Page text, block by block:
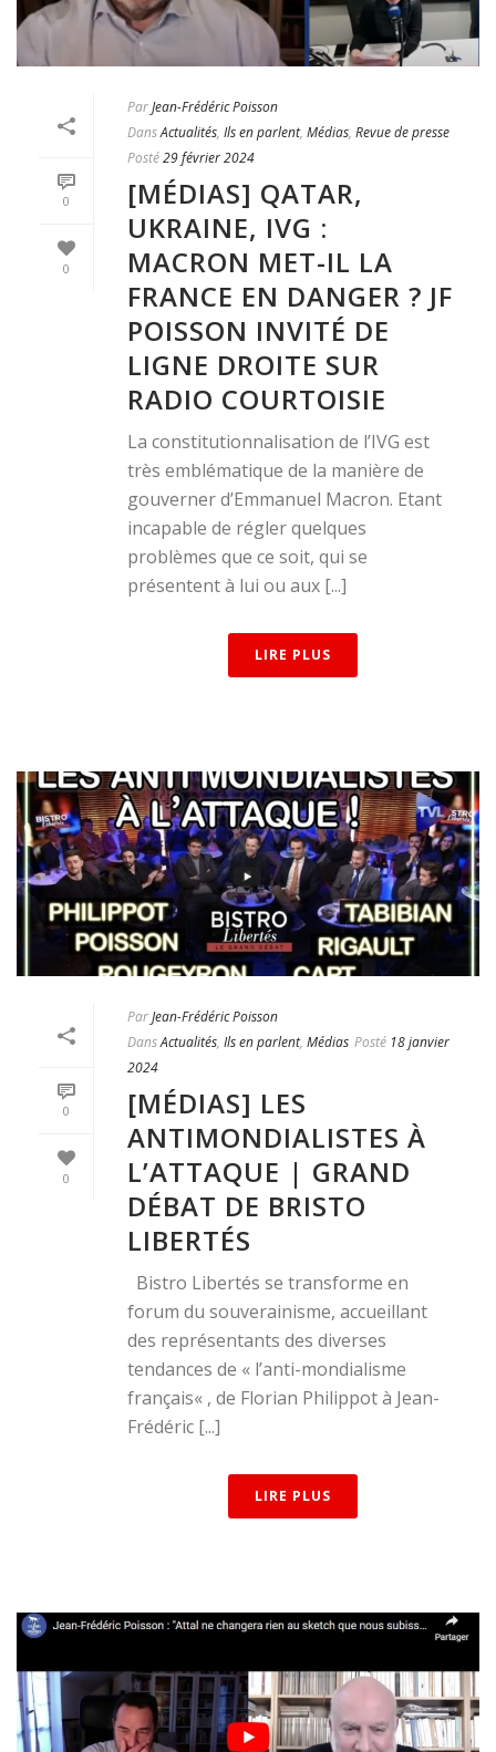
0
0
ParJean-Frédéric Poisson
DansActualités, Ils en parlent, Médias, Revue de presse
Posté29 février 2024
[MÉDIAS] QATAR,
UKRAINE, IVG :
MACRON MET-IL LA
FRANCE EN DANGER ? JF
POISSON INVITÉ DE
LIGNE DROITE SUR
RADIO COURTOISIE
La constitutionnalisation de l’IVG est
très emblématique de la manière de
gouverner d’Emmanuel Macron. Etant
incapable de régler quelques
problèmes que ce soit, qui se
présentent à lui ou aux [...]
LIRE PLUS
0
0
ParJean-Frédéric Poisson
DansActualités, Ils en parlent, Médias Posté 18 janvier
2024
[MÉDIAS] LES
ANTIMONDIALISTES À
L’ATTAQUE | GRAND
DÉBAT DE BRISTO
LIBERTÉS
Bistro Libertés se transforme en
forum du souverainisme, accueillant
des représentants des diverses
tendances de « l’anti-mondialisme
français« , de Florian Philippot à Jean-
Frédéric [...]
LIRE PLUS